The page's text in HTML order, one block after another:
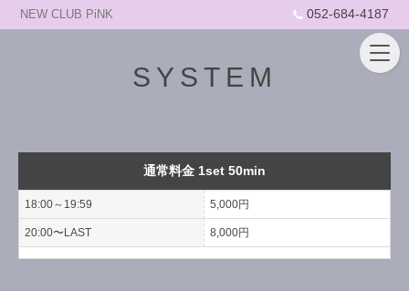
NEW CLUB PiNK 052-684-4187
SYSTEM
通常料金 1set 50min
18:00～19:59 5,000円
20:00〜LAST 8,000円